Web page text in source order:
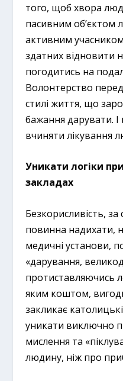
того, щоб хвора
пасивним об’єктом
активним
здатних відновити
погодитись на
Волонтерство
стилі життя, що
бажання дарувати.
вчиняти лікування
Уникати логіки
закладах
Безкорисливість,
повинна надихати,
медичні установи,
«дарування,
протиставляючись
яким коштом,
закликає
уникати виключно
мислення та
людину, ніж про